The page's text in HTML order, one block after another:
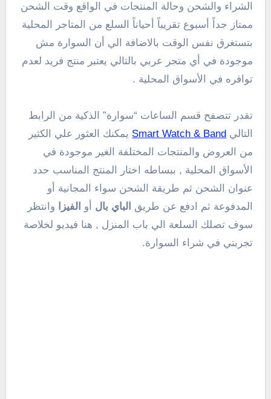
الشراء والشحن وحالة المنتجات في الواقع وقت الشحن
ممتاز جداً أسبوع تقريباً أحياناً السلع من المتاجر المحلية
بتستغرق نفس الوقت بالاضافة الي أن السوارة مش
موجودة في أي متجر عربي بالتالي يعتبر منتج فريد لعدم
توافره في الأسواق المحلية .
تقدر تتصفح قسم الساعات “سوارة” الذكية من الرابط
التالي Smart Watch & Band يمكنك العثور علي الكثير
من العروض والمنتجات المختلفة الغير موجودة في
الأسواق المحلية , ببساطه اختار المنتج المناسب حدد
عنوان الشحن ثم طريقة الشحن سواء المجانية أو
المدفوعة ثم ادفع عن طريق الباي بال أو الفيزا
وانتظر
سوف تصلك السلعة الي باب المنزل , هنا فيديو لخلاصة
تجربتي في شراء السوارة.